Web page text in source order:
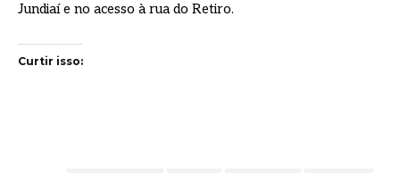
Jundiaí e no acesso à rua do Retiro.
Curtir isso: